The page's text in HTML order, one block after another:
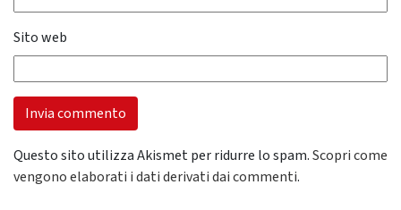
Sito web
Questo sito utilizza Akismet per ridurre lo spam.Scopri come
vengono elaborati i dati derivati dai commenti.